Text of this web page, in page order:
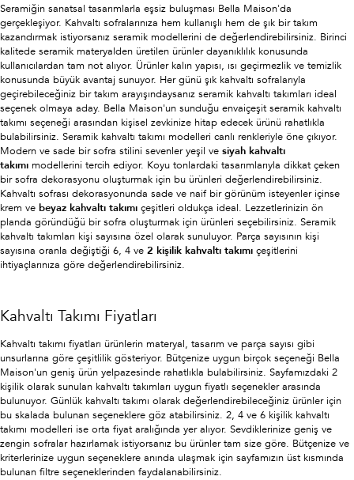
Seramiğin sanatsal tasarımlarla eşsiz buluşması Bella Maison'da
gerçekleşiyor. Kahvaltı sofralarınıza hem kullanışlı hem de şık bir takım
kazandırmak istiyorsanız seramik modellerini de değerlendirebilirsiniz. Birinci
kalitede seramik materyalden üretilen ürünler dayanıklılık konusunda
kullanıcılardan tam not alıyor. Ürünler kalın yapısı, ısı geçirmezlik ve temizlik
konusunda büyük avantaj sunuyor. Her günü şık kahvaltı sofralarıyla
geçirebileceğiniz bir takım arayışındaysanız seramik kahvaltı takımları ideal
seçenek olmaya aday. Bella Maison'un sunduğu envaiçeşit seramik kahvaltı
takımı seçeneği arasından kişisel zevkinize hitap edecek ürünü rahatlıkla
bulabilirsiniz. Seramik kahvaltı takımı modelleri canlı renkleriyle öne çıkıyor.
Modern ve sade bir sofra stilini sevenler yeşil ve siyah kahvaltı
takımı modellerini tercih ediyor. Koyu tonlardaki tasarımlarıyla dikkat çeken
bir sofra dekorasyonu oluşturmak için bu ürünleri değerlendirebilirsiniz.
Kahvaltı sofrası dekorasyonunda sade ve naif bir görünüm isteyenler içinse
krem ve beyaz kahvaltı takımı çeşitleri oldukça ideal. Lezzetlerinizin ön
planda göründüğü bir sofra oluşturmak için ürünleri seçebilirsiniz. Seramik
kahvaltı takımları kişi sayısına özel olarak sunuluyor. Parça sayısının kişi
sayısına oranla değiştiği 6, 4 ve 2 kişilik kahvaltı takımı çeşitlerini
ihtiyaçlarınıza göre değerlendirebilirsiniz.
Kahvaltı Takımı Fiyatları
Kahvaltı takımı fiyatları ürünlerin materyal, tasarım ve parça sayısı gibi
unsurlarına göre çeşitlilik gösteriyor. Bütçenize uygun birçok seçeneği Bella
Maison'un geniş ürün yelpazesinde rahatlıkla bulabilirsiniz. Sayfamızdaki 2
kişilik olarak sunulan kahvaltı takımları uygun fiyatlı seçenekler arasında
bulunuyor. Günlük kahvaltı takımı olarak değerlendirebileceğiniz ürünler için
bu skalada bulunan seçeneklere göz atabilirsiniz. 2, 4 ve 6 kişilik kahvaltı
takımı modelleri ise orta fiyat aralığında yer alıyor. Sevdiklerinize geniş ve
zengin sofralar hazırlamak istiyorsanız bu ürünler tam size göre. Bütçenize ve
kriterlerinize uygun seçeneklere anında ulaşmak için sayfamızın üst kısmında
bulunan filtre seçeneklerinden faydalanabilirsiniz.